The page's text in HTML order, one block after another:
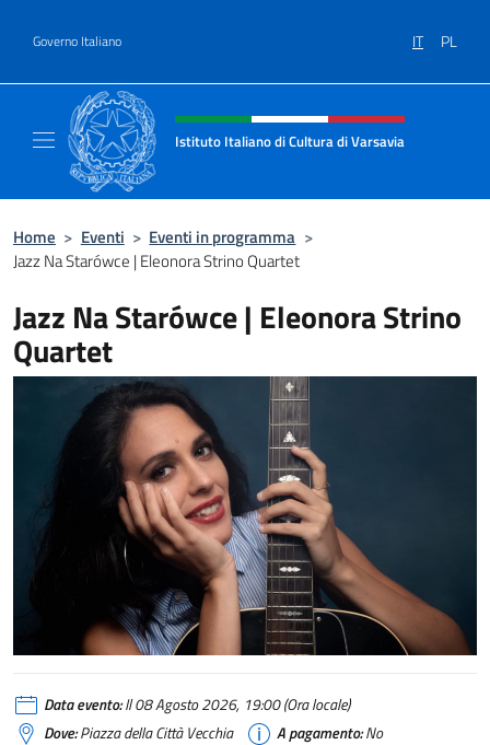
Governo Italiano IT PL
Intestazione sito, social e menù
Istituto Italiano di Cultura di Varsavia
Home > Eventi > Eventi in programma >
Jazz Na Starówce | Eleonora Strino Quartet
Jazz Na Starówce | Eleonora Strino
Quartet
Data evento:Il 08 Agosto 2026, 19:00 (Ora locale)
Dove:Piazza della Città Vecchia A pagamento:No